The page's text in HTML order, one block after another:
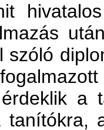
szóló
a
tanítókra,